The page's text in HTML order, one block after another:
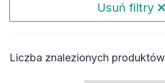
Usuń filtry
Liczba znalezionych produktów